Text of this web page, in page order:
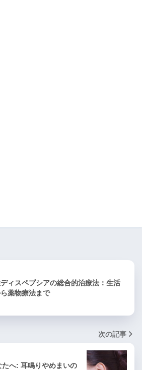
ィスペプシアの総合的治療法：生活
薬物療法まで
次の記事
へ: 耳鳴りやめまいの